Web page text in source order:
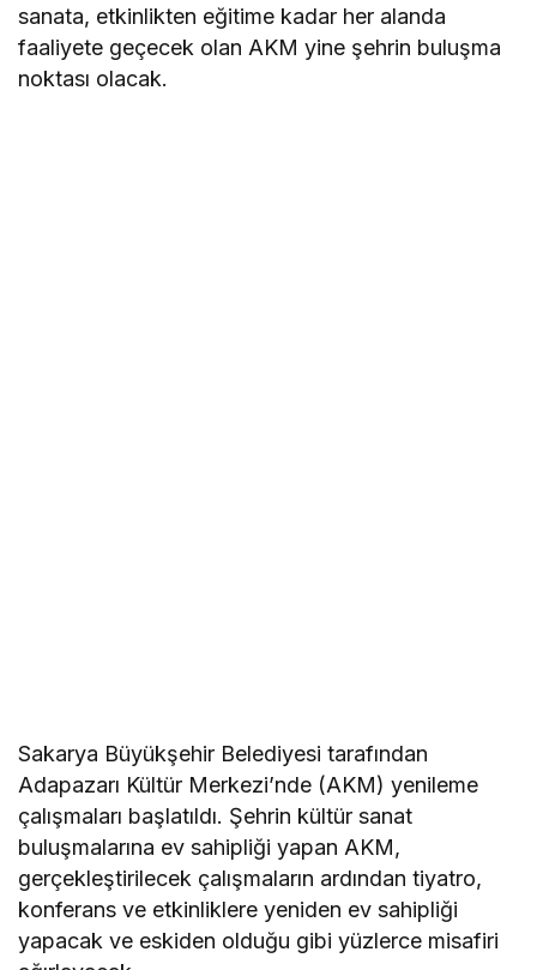
sanata, etkinlikten eğitime kadar her alanda
faaliyete geçecek olan AKM yine şehrin buluşma
noktası olacak.
Sakarya Büyükşehir Belediyesi tarafından
Adapazarı Kültür Merkezi’nde (AKM) yenileme
çalışmaları başlatıldı. Şehrin kültür sanat
buluşmalarına ev sahipliği yapan AKM,
gerçekleştirilecek çalışmaların ardından tiyatro,
konferans ve etkinliklere yeniden ev sahipliği
yapacak ve eskiden olduğu gibi yüzlerce misafiri